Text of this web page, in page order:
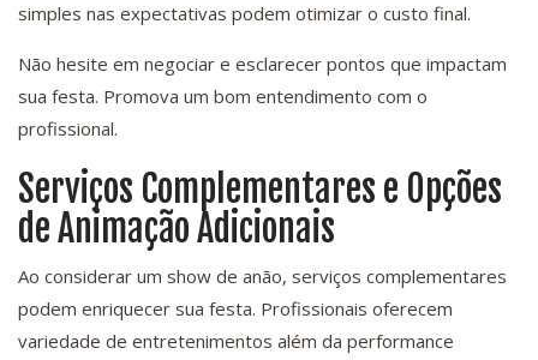
simples nas expectativas podem otimizar o custo final.
Não hesite em negociar e esclarecer pontos que impactam
sua festa. Promova um bom entendimento com o
profissional.
Serviços Complementares e Opções
de Animação Adicionais
Ao considerar um show de anão, serviços complementares
podem enriquecer sua festa. Profissionais oferecem
variedade de entretenimentos além da performance